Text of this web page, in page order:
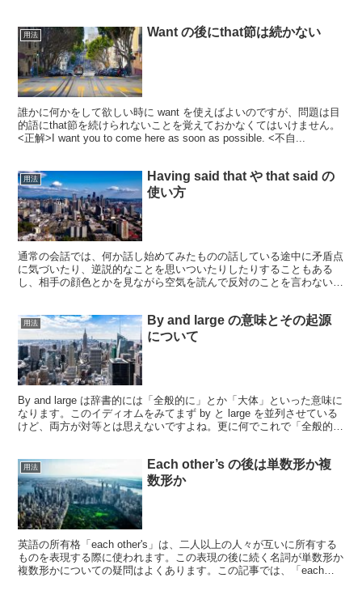
用法 Want の後にthat節は続かない
誰かに何かをして欲しい時に want を使えばよいのですが、問題は目
的語にthat節を続けられないことを覚えておかなくてはいけません。
<正解>I want you to come here as soon as possible. <不自...
用法
Having said that や that said の
使い方
通常の会話では、何か話し始めてみたものの話している途中に矛盾点
に気づいたり、逆説的なことを思いついたりしたりすることもある
し、相手の顔色とかを見ながら空気を読んで反対のことを言わないと
用法
By and large の意味とその起源
について
By and large は辞書的には「全般的に」とか「大体」といった意味に
なります。このイディオムをみてまず by と large を並列させている
けど、両方が対等とは思えないですよね。更に何でこれで「全般的
用法
Each other’s の後は単数形か複
数形か
英語の所有格「each other's」は、二人以上の人々が互いに所有する
ものを表現する際に使われます。この表現の後に続く名詞が単数形か
複数形かについての疑問はよくあります。この記事では、「each